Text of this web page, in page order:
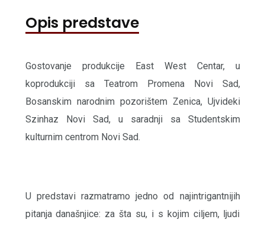
Opis predstave
Gostovanje produkcije East West Centar, u
koprodukciji sa Teatrom Promena Novi Sad,
Bosanskim narodnim pozorištem Zenica, Ujvideki
Szinhaz Novi Sad, u saradnji sa Studentskim
kulturnim centrom Novi Sad.
U predstavi razmatramo jedno od najintrigantnijih
pitanja današnjice: za šta su, i s kojim ciljem, ljudi